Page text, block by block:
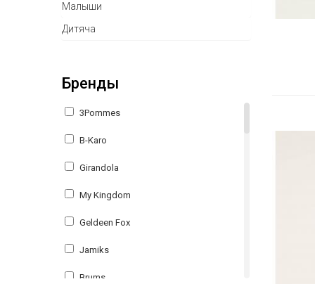
Малыши
Дитяча
Бренды
3Pommes
B-Karo
Girandola
My Kingdom
Geldeen Fox
Jamiks
Brums